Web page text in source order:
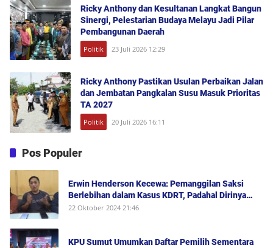
Ricky Anthony dan Kesultanan Langkat Bangun
Sinergi, Pelestarian Budaya Melayu Jadi Pilar
Pembangunan Daerah
Politik 23 Juli 2026 12:29
Ricky Anthony Pastikan Usulan Perbaikan Jalan
dan Jembatan Pangkalan Susu Masuk Prioritas
TA 2027
Politik 20 Juli 2026 16:11
Pos Populer
Erwin Henderson Kecewa: Pemanggilan Saksi
Berlebihan dalam Kasus KDRT, Padahal Dirinya
Saksi Peristiwa dan Tidak Berada di Tempat
22 Oktober 2024 21:46
KPU Sumut Umumkan Daftar Pemilih Sementara